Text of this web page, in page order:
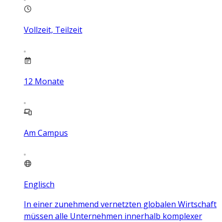
Vollzeit, Teilzeit
12 Monate
Am Campus
Englisch
In einer zunehmend vernetzten globalen Wirtschaft
müssen alle Unternehmen innerhalb komplexer